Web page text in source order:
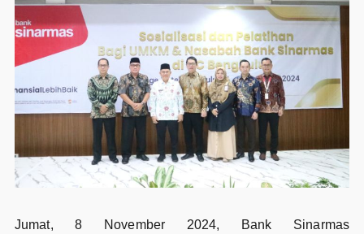
Jumat, 8 November 2024, Bank Sinarmas